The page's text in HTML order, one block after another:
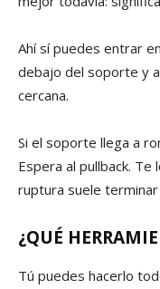
Ahí sí puedes entrar
debajo del soporte y
cercana.
Si el soporte llega a
Espera al pullback.
ruptura suele terminar
¿QUÉ
Tú puedes hacerlo